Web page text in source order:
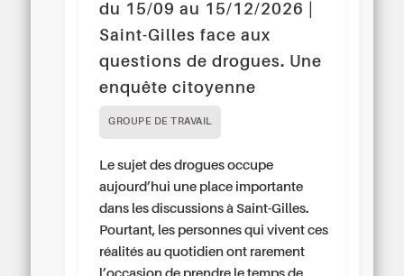
du 15/09 au 15/12/2026 |
Saint-Gilles face aux
questions de drogues. Une
enquête citoyenne
GROUPE DE TRAVAIL
Le sujet des drogues occupe
aujourd’hui une place importante
dans les discussions à Saint-Gilles.
Pourtant, les personnes qui vivent ces
réalités au quotidien ont rarement